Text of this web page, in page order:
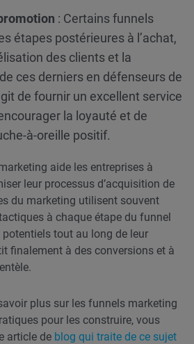
: Certains funnels
étapes postérieures à l’achat,
des clients et la
ces derniers en défenseurs de
de fournir un excellent service
la loyauté et de
à-oreille positif.
aide les entreprises à
leur processus d’acquisition de
du marketing utilisent souvent
à chaque étape du funnel
tout au long de leur
finalement à des conversions et à
plus sur les funnels marketing
pour les construire, vous
article de blog qui traite de ce sujet